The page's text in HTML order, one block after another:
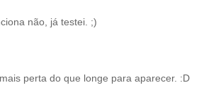
não, já testei. ;)
perta do que longe para aparecer. :D